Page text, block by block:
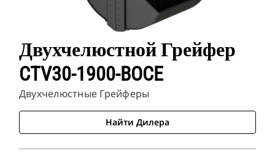
Двухчелюстной Грейфер
CTV30-1900-BOCE
Двухчелюстные Грейферы
Найти Дилера